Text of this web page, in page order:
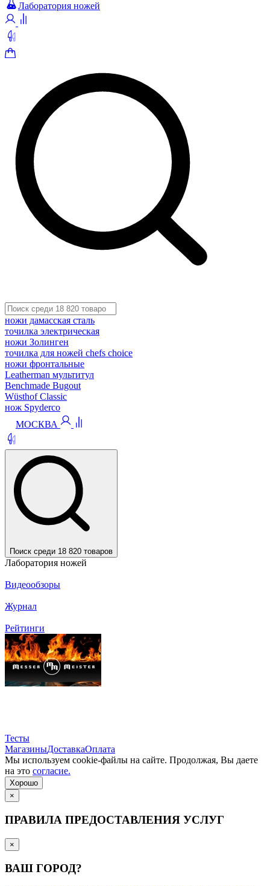
Лаборатория ножей
ножи дамасская сталь
точилка электрическая
ножи Золинген
точилка для ножей chefs choice
ножи фронтальные
Leatherman мультитул
Benchmade Bugout
Wüsthof Classic
нож Spyderco
МОСКВА
Поиск среди 18 820 товаров
Лаборатория ножей
Видеообзоры
Журнал
Рейтинги
Тесты
МагазиныДоставкаОплата
Мы используем cookie-файлы на сайте. Продолжая, Вы даете
на это согласие.
Хорошо
×
ПРАВИЛА ПРЕДОСТАВЛЕНИЯ УСЛУГ
×
ВАШ ГОРОД?